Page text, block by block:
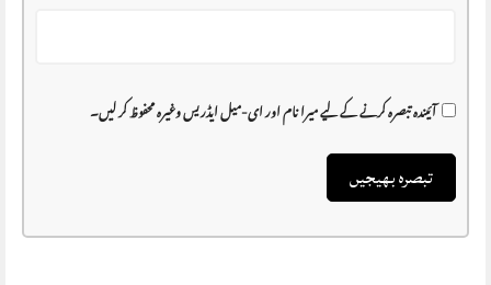
آئیندہ تبصرہ کرنے کے لیے میرا نام اور ای-میل ایڈریس وغیرہ محفوظ کر لیں۔